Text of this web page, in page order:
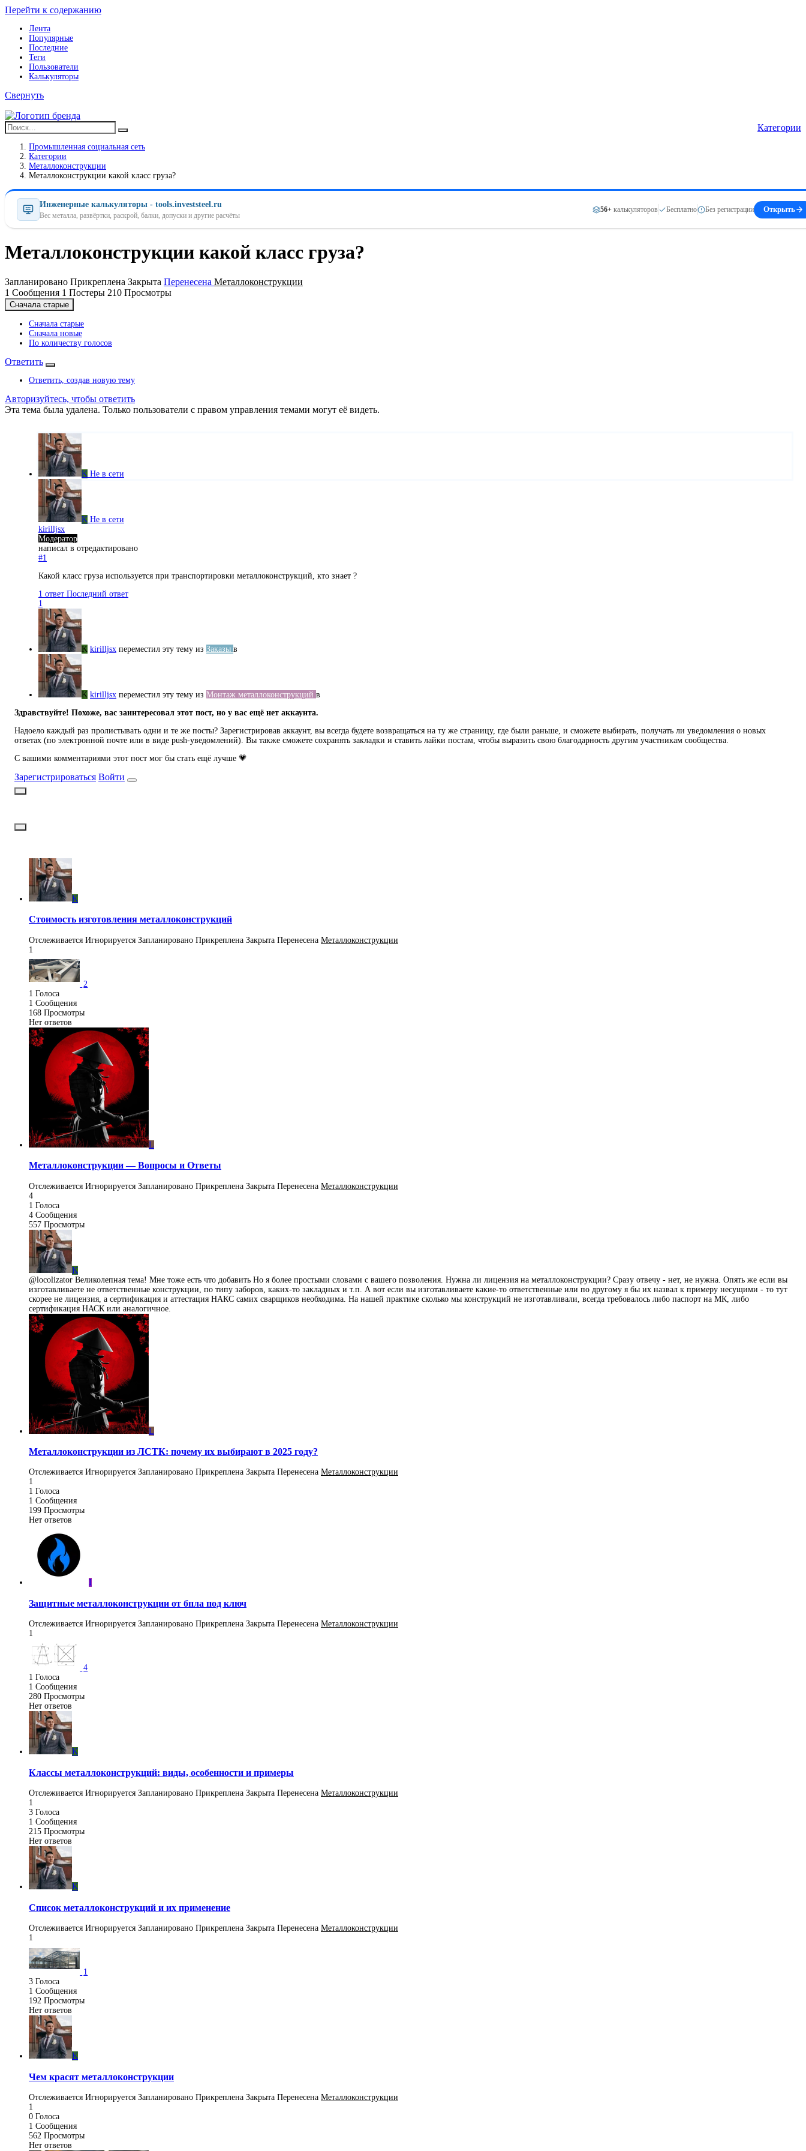
Перейти к содержанию
Лента
Популярные
Последние
Теги
Пользователи
Калькуляторы
Свернуть
Категории
Промышленная социальная сеть
Категории
Металлоконструкции
Металлоконструкции какой класс груза?
Инженерные калькуляторы - tools.investsteel.ru
Вес металла, развёртки, раскрой, балки, допуски и другие расчёты
56+ калькуляторов Бесплатно Без регистрации Открыть
Металлоконструкции какой класс груза?
Запланировано Прикреплена Закрыта Перенесена Металлоконструкции
1 Сообщения 1 Постеры 210 Просмотры
Сначала старые
Сначала старые
Сначала новые
По количеству голосов
Ответить
Ответить, создав новую тему
Авторизуйтесь, чтобы ответить
Эта тема была удалена. Только пользователи с правом управления темами могут её видеть.
K Не в сети
K Не в сети
kirilljsx
Модератор
написал в отредактировано
#1
Какой класс груза используется при транспортировки металлоконструкций, кто знает ?
1 ответ Последний ответ
1
K kirilljsx переместил эту тему из Заказы в
K kirilljsx переместил эту тему из Монтаж металлоконструкций в
Здравствуйте! Похоже, вас заинтересовал этот пост, но у вас ещё нет аккаунта.
Надоело каждый раз пролистывать одни и те же посты? Зарегистрировав аккаунт, вы всегда будете возвращаться на ту же страницу, где были раньше, и сможете выбирать, получать ли уведомления о новых
ответах (по электронной почте или в виде push-уведомлений). Вы также сможете сохранять закладки и ставить лайки постам, чтобы выразить свою благодарность другим участникам сообщества.
С вашими комментариями этот пост мог бы стать ещё лучше 💗
Зарегистрироваться Войти
K
Стоимость изготовления металлоконструкций
Отслеживается Игнорируется Запланировано Прикреплена Закрыта Перенесена Металлоконструкции
1
2
1 Голоса
1 Сообщения
168 Просмотры
Нет ответов
L
Металлоконструкции — Вопросы и Ответы
Отслеживается Игнорируется Запланировано Прикреплена Закрыта Перенесена Металлоконструкции
4
1 Голоса
4 Сообщения
557 Просмотры
K
@locolizator Великолепная тема! Мне тоже есть что добавить Но я более простыми словами с вашего позволения. Нужна ли лицензия на металлоконструкции? Сразу отвечу - нет, не нужна. Опять же если вы
изготавливаете не ответственные конструкции, по типу заборов, каких-то закладных и т.п. А вот если вы изготавливаете какие-то ответственные или по другому я бы их назвал к примеру несущими - то тут
скорее не лицензия, а сертификация и аттестация НАКС самих сварщиков необходима. На нашей практике сколько мы конструкций не изготавливали, всегда требовалось либо паспорт на МК, либо
сертификация НАСК или аналогичное.
L
Металлоконструкции из ЛСТК: почему их выбирают в 2025 году?
Отслеживается Игнорируется Запланировано Прикреплена Закрыта Перенесена Металлоконструкции
1
1 Голоса
1 Сообщения
199 Просмотры
Нет ответов
I
Защитные металлоконструкции от бпла под ключ
Отслеживается Игнорируется Запланировано Прикреплена Закрыта Перенесена Металлоконструкции
1
4
1 Голоса
1 Сообщения
280 Просмотры
Нет ответов
K
Классы металлоконструкций: виды, особенности и примеры
Отслеживается Игнорируется Запланировано Прикреплена Закрыта Перенесена Металлоконструкции
1
3 Голоса
1 Сообщения
215 Просмотры
Нет ответов
K
Список металлоконструкций и их применение
Отслеживается Игнорируется Запланировано Прикреплена Закрыта Перенесена Металлоконструкции
1
1
3 Голоса
1 Сообщения
192 Просмотры
Нет ответов
K
Чем красят металлоконструкции
Отслеживается Игнорируется Запланировано Прикреплена Закрыта Перенесена Металлоконструкции
1
0 Голоса
1 Сообщения
562 Просмотры
Нет ответов